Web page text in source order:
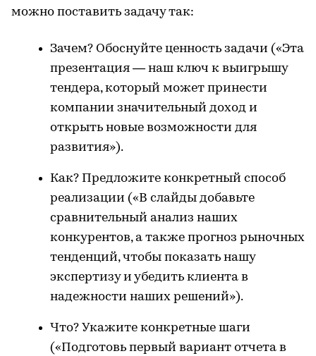
можно поставить задачу так:
Зачем? Обоснуйте ценность задачи («Эта
презентация — наш ключ к выигрышу
тендера, который может принести
компании значительный доход и
открыть новые возможности для
развития»).
Как? Предложите конкретный способ
реализации («В слайды добавьте
сравнительный анализ наших
конкурентов, а также прогноз рыночных
тенденций, чтобы показать нашу
экспертизу и убедить клиента в
надежности наших решений»).
Что? Укажите конкретные шаги
(«Подготовь первый вариант отчета в